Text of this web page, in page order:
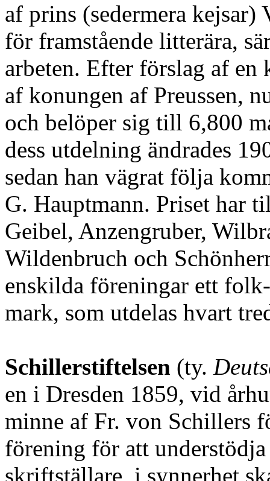
af prins (sedermera
för framstående litterära,
arbeten. Efter förslag af en
af konungen af Preussen,
och belöper sig till 6,800
dess utdelning ändrades
sedan han vägrat följa
G. Hauptmann. Priset har
Geibel, Anzengruber,
Wildenbruch och
enskilda föreningar ett
mark, som utdelas hvart
Schillerstiftelsen (ty.
en i Dresden 1859, vid
minne af Fr. von Schillers
förening för att
skriftställare, i synnerhet